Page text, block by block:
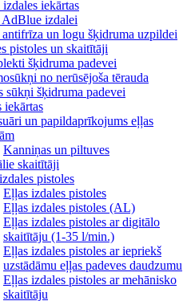
iekārtas
izdalei
un logu šķidruma uzpildei
pistoles un skaitītāji
šķidruma padevei
no nerūsējoša tērauda
sūkņi šķidruma padevei
iekārtas
un papildaprīkojums eļļas
Kanniņas un piltuves
skaitītāji
pistoles
Eļļas izdales pistoles
Eļļas izdales pistoles (AL)
Eļļas izdales pistoles ar digitālo
skaitītāju (1-35 l/min.)
Eļļas izdales pistoles ar iepriekš
uzstādāmu eļļas padeves daudzumu
Eļļas izdales pistoles ar mehānisko
skaitītāju